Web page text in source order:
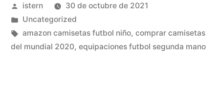
Futbolistas
Italianos
De
Publicado
por
istern
30 de octubre de 2021
Publicado
en
Uncategorized
Etiquetas:
amazon camisetas futbol niño, comprar camisetas
del mundial 2020, equipaciones futbol segunda mano